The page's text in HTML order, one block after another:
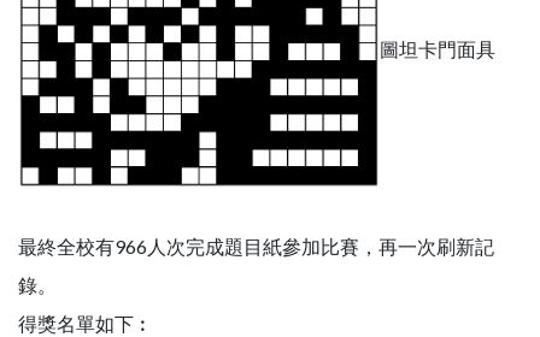
圖坦卡門面具
最終全校有966人次完成題目紙參加比賽，再一次刷新記
錄。
得獎名單如下︰